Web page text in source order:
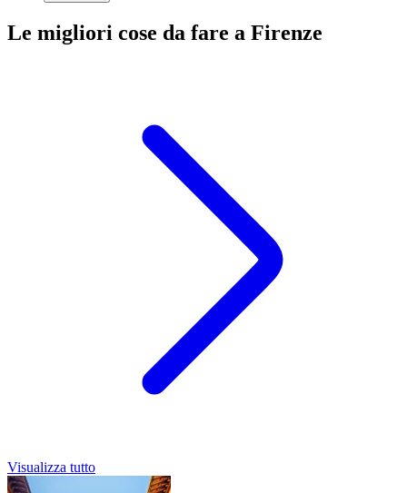
Le migliori cose da fare a Firenze
Visualizza tutto